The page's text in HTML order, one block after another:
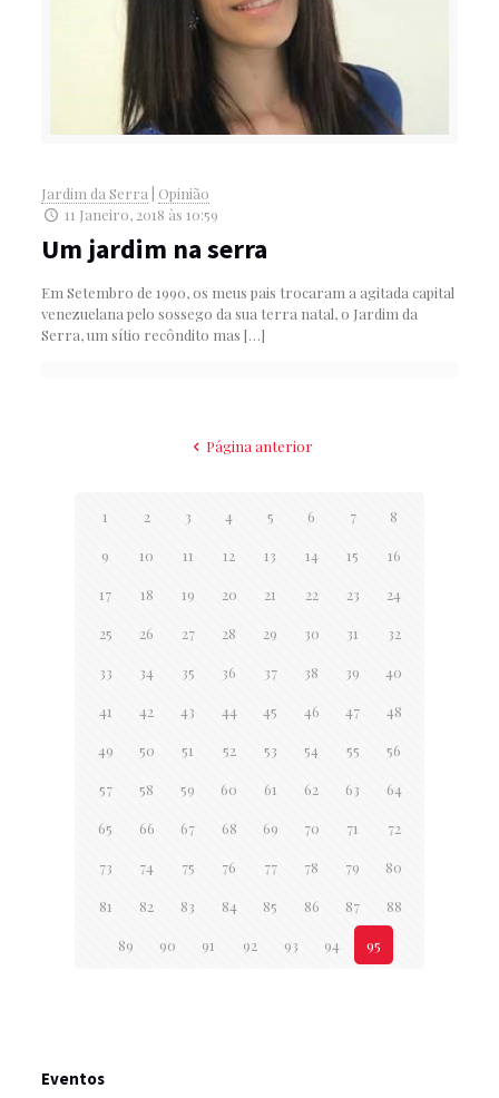
Jardim da Serra| Opinião
11 Janeiro, 2018 às 10:59
Um jardim na serra
Em Setembro de 1990, os meus pais trocaram a agitada capital
venezuelana pelo sossego da sua terra natal, o Jardim da
Serra, um sítio recôndito mas […]
Página anterior
1 2 3 4 5 6 7 8
9 10 11 12 13 14 15 16
17 18 19 20 21 22 23 24
25 26 27 28 29 30 31 32
33 34 35 36 37 38 39 40
41 42 43 44 45 46 47 48
49 50 51 52 53 54 55 56
57 58 59 60 61 62 63 64
65 66 67 68 69 70 71 72
73 74 75 76 77 78 79 80
81 82 83 84 85 86 87 88
89 90 91 92 93 94 95
Eventos